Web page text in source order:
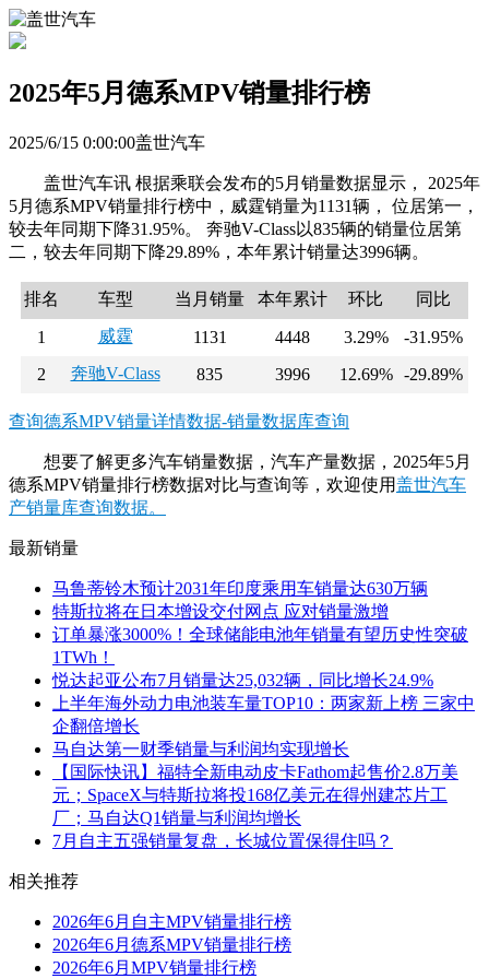
2025年5月德系MPV销量排行榜
2025/6/15 0:00:00盖世汽车
盖世汽车讯 根据乘联会发布的5月销量数据显示， 2025年
5月德系MPV销量排行榜中，威霆销量为1131辆， 位居第一，
较去年同期下降31.95%。 奔驰V-Class以835辆的销量位居第
二，较去年同期下降29.89%，本年累计销量达3996辆。
排名 车型 当月销量 本年累计 环比 同比
1 威霆 1131 4448 3.29%
-31.95%
2
奔驰V-Class 835 3996 12.69% -29.89%
查询德系MPV销量详情数据-销量数据库查询
想要了解更多汽车销量数据，汽车产量数据，2025年5月
德系MPV销量排行榜数据对比与查询等，欢迎使用盖世汽车
产销量库查询数据。
最新销量
马鲁蒂铃木预计2031年印度乘用车销量达630万辆
特斯拉将在日本增设交付网点 应对销量激增
订单暴涨3000%！全球储能电池年销量有望历史性突破
1TWh！
悦达起亚公布7月销量达25,032辆，同比增长24.9%
上半年海外动力电池装车量TOP10：两家新上榜 三家中
企翻倍增长
马自达第一财季销量与利润均实现增长
【国际快讯】福特全新电动皮卡Fathom起售价2.8万美
元；SpaceX与特斯拉将投168亿美元在得州建芯片工
厂；马自达Q1销量与利润均增长
7月自主五强销量复盘，长城位置保得住吗？
相关推荐
2026年6月自主MPV销量排行榜
2026年6月德系MPV销量排行榜
2026年6月MPV销量排行榜